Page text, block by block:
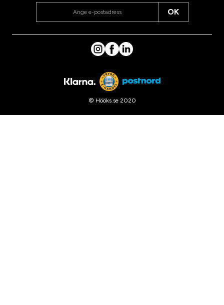
OK
© Hööks.se 2020